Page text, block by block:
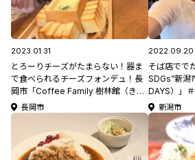
2023.01.31
とろーりチーズがたまらない！器ま
で食べられるチーズフォンデュ！長
岡市「Coffee Family 樹林館（きり
んかん）」＃にいがた見っけたい
長岡市
2022.09.20
そば店でで
SDGs”新潟
DAYS）」
新潟市